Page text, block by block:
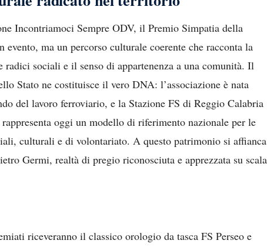
Incontriamoci Sempre ODV, il Premio Simpatia della
evento, ma un percorso culturale coerente che racconta la
sociali e il senso di appartenenza a una comunità. Il
Stato ne costituisce il vero DNA: l’associazione è nata
del lavoro ferroviario, e la Stazione FS di Reggio Calabria
rappresenta oggi un modello di riferimento nazionale per le
culturali e di volontariato. A questo patrimonio si affianca
Germi, realtà di pregio riconosciuta e apprezzata su scala
riceveranno il classico orologio da tasca FS Perseo e